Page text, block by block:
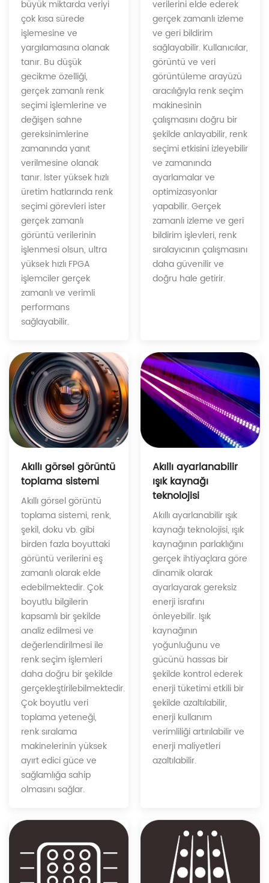
büyük miktarda veriyi
çok kısa sürede
işlemesine ve
yargılamasına olanak
tanır. Bu düşük
gecikme özelliği,
gerçek zamanlı renk
seçimi işlemlerine ve
değişen sahne
gereksinimlerine
zamanında yanıt
verilmesine olanak
tanır. İster yüksek hızlı
üretim hatlarında renk
seçimi görevleri ister
gerçek zamanlı
görüntü verilerinin
işlenmesi olsun, ultra
yüksek hızlı FPGA
işlemciler gerçek
zamanlı ve verimli
performans
sağlayabilir.
verilerini elde ederek
gerçek zamanlı izleme
ve geri bildirim
sağlayabilir. Kullanıcılar,
görüntü ve veri
görüntüleme arayüzü
aracılığıyla renk seçim
makinesinin
çalışmasını doğru bir
şekilde anlayabilir, renk
seçimi etkisini izleyebilir
ve zamanında
ayarlamalar ve
optimizasyonlar
yapabilir. Gerçek
zamanlı izleme ve geri
bildirim işlevleri, renk
sıralayıcının çalışmasını
daha güvenilir ve
doğru hale getirir.
Akıllı görsel görüntü
toplama sistemi
Akıllı görsel görüntü
toplama sistemi, renk,
şekil, doku vb. gibi
birden fazla boyuttaki
görüntü verilerini eş
zamanlı olarak elde
edebilmektedir. Çok
boyutlu bilgilerin
kapsamlı bir şekilde
analiz edilmesi ve
değerlendirilmesi ile
renk seçim işlemleri
daha doğru bir şekilde
gerçekleştirilebilmektedir.
Çok boyutlu veri
toplama yeteneği,
renk sıralama
makinelerinin yüksek
ayırt edici güce ve
sağlamlığa sahip
olmasını sağlar.
Akıllı ayarlanabilir
ışık kaynağı
teknolojisi
Akıllı ayarlanabilir ışık
kaynağı teknolojisi, ışık
kaynağının parlaklığını
gerçek ihtiyaçlara göre
dinamik olarak
ayarlayarak gereksiz
enerji israfını
önleyebilir. Işık
kaynağının
yoğunluğunu ve
gücünü hassas bir
şekilde kontrol ederek
enerji tüketimi etkili bir
şekilde azaltılabilir,
enerji kullanım
verimliliği artırılabilir ve
enerji maliyetleri
azaltılabilir.